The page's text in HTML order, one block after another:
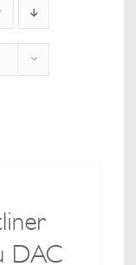
DAC